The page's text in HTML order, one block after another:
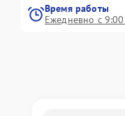
Время работы
Ежедневно с